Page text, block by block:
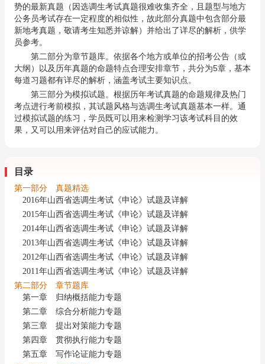
势的最新真题（因选调生考试真题很难收集齐全，且题型与地方
公务员考试存在一定程度的相似性，故此部分真题中包含部分最
新地考真题，敬请考生知悉并谅解）并给出了详尽的解析，供学
员参考。
第二部分为章节题库。依据各个地方或单位的招考公告（或
大纲）以及历年真题的命题特点合理安排章节，共分为5章，基本
每道习题都有详尽的解析，涵盖考试主要知识点。
第三部分为模拟试题。根据历年考试真题的命题规律及热门
考点进行考前模拟，其试题风格与选调生考试真题基本一样。通
过模拟试题的练习，学员既可以用来检测学习该考试科目的效
果，又可以用来评估对自己的应试能力。
目录
第一部分 真题精选
2016年山西省选调生考试《申论》试题及详解
2015年山西省选调生考试《申论》试题及详解
2014年山西省选调生考试《申论》试题及详解
2013年山西省选调生考试《申论》试题及详解
2012年山西省选调生考试《申论》试题及详解
2011年山西省选调生考试《申论》试题及详解
第二部分 章节题库
第一章 归纳概括能力专题
第二章 综合分析能力专题
第三章 提出对策能力专题
第四章 贯彻执行能力专题
第五章 写作论证能力专题